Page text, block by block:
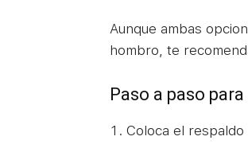
Aunque ambas
hombro, te
Paso a paso
Coloca el